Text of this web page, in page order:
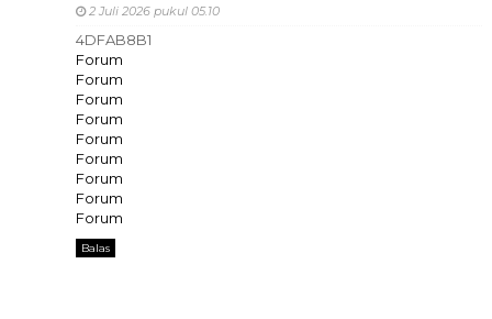
2 Juli 2026 pukul 05.10
4DFAB8B1
Forum
Forum
Forum
Forum
Forum
Forum
Forum
Forum
Forum
Balas